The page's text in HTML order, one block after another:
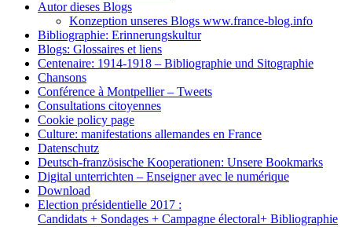
Autor dieses Blogs
Konzeption unseres Blogs www.france-blog.info
Bibliographie: Erinnerungskultur
Blogs: Glossaires et liens
Centenaire: 1914-1918 – Bibliographie und Sitographie
Chansons
Conférence à Montpellier – Tweets
Consultations citoyennes
Cookie policy page
Culture: manifestations allemandes en France
Datenschutz
Deutsch-französische Kooperationen: Unsere Bookmarks
Digital unterrichten – Enseigner avec le numérique
Download
Election présidentielle 2017 :
Candidats + Sondages + Campagne électoral+ Bibliographie